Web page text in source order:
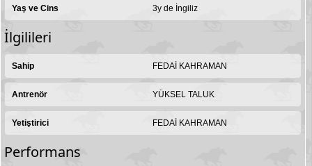
Yaş ve Cins 3y de İngiliz
İlgilileri
Sahip FEDAİ KAHRAMAN
Antrenör YÜKSEL TALUK
Yetiştirici FEDAİ KAHRAMAN
Performans